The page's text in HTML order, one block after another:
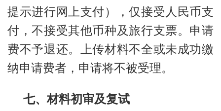
提示进行网上支付），仅接受人民币支
付，不接受其他币种及旅行支票。申请
费不予退还。上传材料不全或未成功缴
纳申请费者，申请将不被受理。
七、材料初审及复试